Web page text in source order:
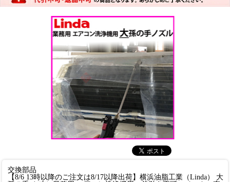
交換部品
【8/6 13時以降のご注文は8/17以降出荷】横浜油脂工業（Linda） 大